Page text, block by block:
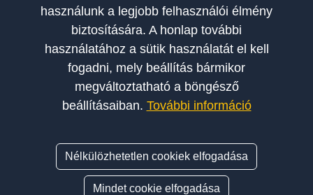
használunk a legjobb felhasználói élmény
biztosítására. A honlap további
használatához a sütik használatát el kell
fogadni, mely beállítás bármikor
megváltoztatható a böngésző
beállításaiban. További információ
Nélkülözhetetlen cookiek elfogadása
Mindet cookie elfogadása